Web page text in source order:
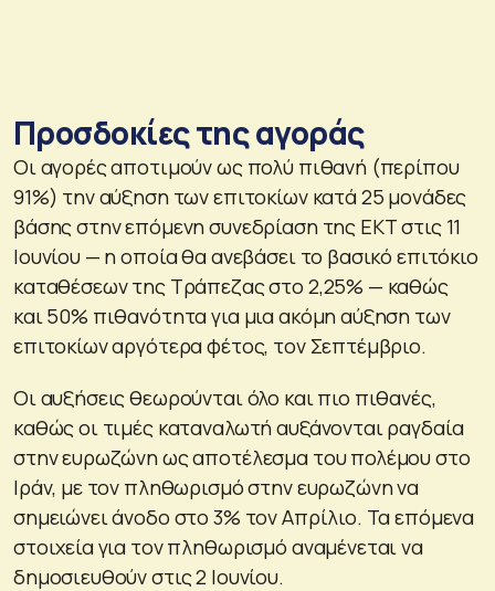
Προσδοκίες της αγοράς
Οι αγορές αποτιμούν ως πολύ πιθανή (περίπου
91%) την αύξηση των επιτοκίων κατά 25 μονάδες
βάσης στην επόμενη συνεδρίαση της ΕΚΤ στις 11
Ιουνίου — η οποία θα ανεβάσει το βασικό επιτόκιο
καταθέσεων της Τράπεζας στο 2,25% — καθώς
και 50% πιθανότητα για μια ακόμη αύξηση των
επιτοκίων αργότερα φέτος, τον Σεπτέμβριο.
Οι αυξήσεις θεωρούνται όλο και πιο πιθανές,
καθώς οι τιμές καταναλωτή αυξάνονται ραγδαία
στην ευρωζώνη ως αποτέλεσμα του πολέμου στο
Ιράν, με τον πληθωρισμό στην ευρωζώνη να
σημειώνει άνοδο στο 3% τον Απρίλιο. Τα επόμενα
στοιχεία για τον πληθωρισμό αναμένεται να
δημοσιευθούν στις 2 Ιουνίου.